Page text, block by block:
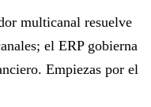
multicanal resuelve
el ERP gobierna
Empiezas por el